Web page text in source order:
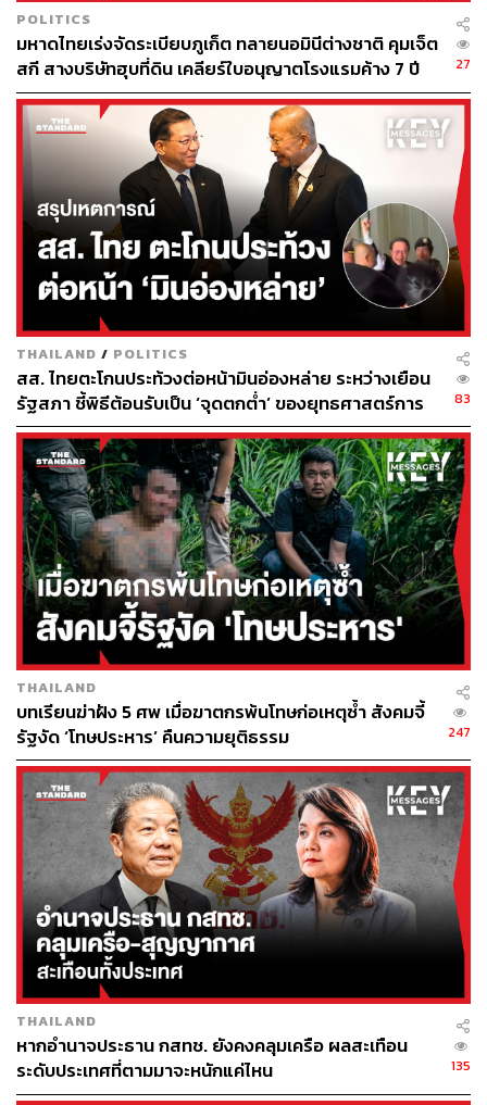
ในบรรดากลุ่มติดอาวุธปาเลสไตน์ รวมถึงสมาชิกหลาย
ร้อยคนของ ‘กองพันเจนิน’ ซึ่งเป็นกลุ่มติดอาวุธหน้า
ใหม่ที่เกิดขึ้นจากการรวมตัวของสมาชิกกลุ่มติดอาวุธ
หลายกลุ่ม เช่น กลุ่มนักรบญิฮาดอิสลามปาเลสไตน์
กลุ่มฟาตาห์และกลุ่มฮามาส
ขณะที่เยาวชนชาวปาเลสไตน์ที่จับอาวุธต่อต้าน
อิสราเอลก็มีจำนวนเพิ่มมากขึ้นเช่นกัน ท่ามกลางปฏิบัติ
การทางทหารของอิสราเอลที่เพิ่มขึ้นในช่วงที่ผ่านมา
อีกทั้งความพยายามขยายที่ตั้งถิ่นฐานของชาว
อิสราเอลอย่างผิดกฎหมายในเขตเวสต์แบงก์ไปจนถึง
ฉนวนกาซา ทำให้ตอนนี้เมืองเจนินได้กลายเป็น
สัญลักษณ์ในการต่อต้านอิสราเอลของชาวปาเลสไตน์
ไปแล้ว
ทั้งนี้ ช่วง 2 ปีที่ผ่านมา ทางการอิสราเอลได้พุ่งเป้าการ
โจมตีในเขตเวสต์แบงก์เพื่อกวาดล้างกลุ่มติดอาวุธ
ปาเลสไตน์กลุ่มใหม่ ซึ่งเป็นส่วนหนึ่งของปฏิบัติการที่
เรียกว่า ‘Break the Wave’
อย่างไรก็ตาม ในปฏิบัติการโจมตีครั้งล่าสุดนี้อิสราเอล
เผยว่ากองทัพได้โจมตีโรงงานผลิตอาวุธและที่เก็บวัตถุ
ระเบิดอย่างน้อย 1 แห่ง
โฆษกกองทัพอิสราเอลชี้ว่าการโจมตีค่ายผู้ลี้ภัยในเจนิน
เป็นการ ‘ทำลายที่หลบภัย ซึ่งได้กลายเป็นรังแตน’
ซึ่งกองทัพอิสราเอลเชื่อว่าขนาดของปฏิบัติการโจมตีที่
เพิ่มมากขึ้น ‘จะช่วยลดความขัดแย้งลงได้’ และส่ง
สัญญาณว่าการโจมตีทางอากาศอาจถูกใช้ต่อไป
เนื่องจากกองกำลังทหารอิสราเอลถูกต่อต้านมากขึ้นใน
ปฏิบัติการภาคพื้นดิน
ความรุนแรงขยายวง
ปฏิบัติการโจมตีค่ายผู้ลี้ภัยปาเลสไตน์ครั้งนี้เกิดขึ้น
ท่ามกลางสถานการณ์ความตึงเครียดและความรุนแรง
ระหว่างอิสราเอลและปาเลสไตน์ที่เพิ่มขึ้นต่อเนื่องใน
POLITICS
มหาดไทยเร่งจัดระเบียบภูเก็ต ทลายนอมินีต่างชาติ คุมเจ็ต
สกี สางบริษัทฮุบที่ดิน เคลียร์ใบอนุญาตโรงแรมค้าง 7 ปี
27
THAILAND / POLITICS
สส. ไทยตะโกนประท้วงต่อหน้ามินอ่องหล่าย ระหว่างเยือน
รัฐสภา ชี้พิธีต้อนรับเป็น ‘จุดตกต่ำ’ ของยุทธศาสตร์การ
ทูตไทย
83
THAILAND
บทเรียนฆ่าฝัง 5 ศพ เมื่อฆาตกรพ้นโทษก่อเหตุซ้ำ สังคมจี้
รัฐงัด ‘โทษประหาร’ คืนความยุติธรรม
247
THAILAND
หากอำนาจประธาน กสทช. ยังคงคลุมเครือ ผลสะเทือน
ระดับประเทศที่ตามมาจะหนักแค่ไหน
135